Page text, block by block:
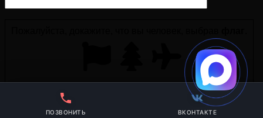
ПОЗВОНИТЬ ВКОНТАКТЕ